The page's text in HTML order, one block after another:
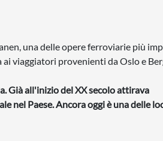
una delle opere ferroviarie più
viaggiatori provenienti da Oslo e
Già all'inizio del XX secolo attirava
nel Paese. Ancora oggi è una delle